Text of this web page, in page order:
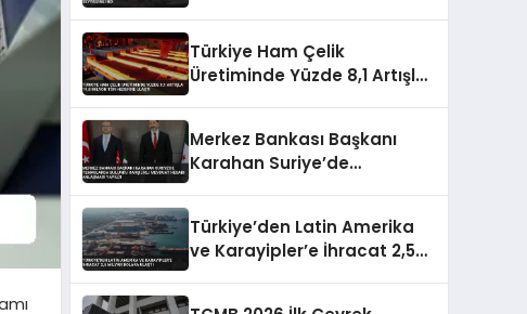
Türkiye Ham Çelik
Üretiminde Yüzde 8,1 Artışla
Merkez Bankası Başkanı
Karahan Suriye’de
Anlaşması Yapıldı
Türkiye’den Latin Amerika
ve Karayipler’e İhracat 2,5